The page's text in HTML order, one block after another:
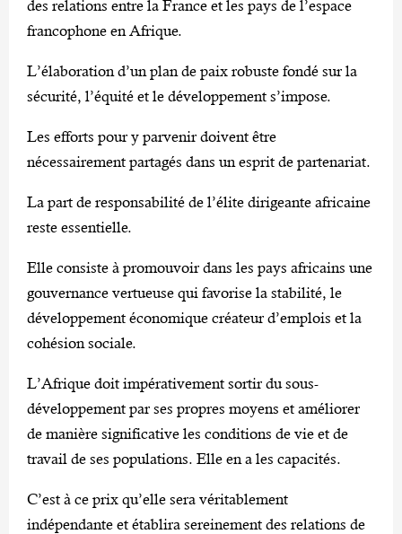
des relations entre la France et les pays de l’espace
francophone en Afrique.
L’élaboration d’un plan de paix robuste fondé sur la
sécurité, l’équité et le développement s’impose.
Les efforts pour y parvenir doivent être
nécessairement partagés dans un esprit de partenariat.
La part de responsabilité de l’élite dirigeante africaine
reste essentielle.
Elle consiste à promouvoir dans les pays africains une
gouvernance vertueuse qui favorise la stabilité, le
développement économique créateur d’emplois et la
cohésion sociale.
L’Afrique doit impérativement sortir du sous-
développement par ses propres moyens et améliorer
de manière significative les conditions de vie et de
travail de ses populations. Elle en a les capacités.
C’est à ce prix qu’elle sera véritablement
indépendante et établira sereinement des relations de